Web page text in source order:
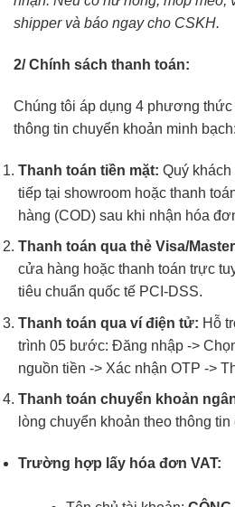
shipper và báo ngay cho CSKH.
2/ Chính sách thanh toán:
Chúng tôi áp dụng 4 phương
thông tin chuyển khoản minh bạch:
Thanh toán tiền mặt: Quý
tiếp tại showroom hoặc thanh
hàng (COD) sau khi nhận hóa
Thanh toán qua thẻ Visa/
cửa hàng hoặc thanh toán trực
tiêu chuẩn quốc tế PCI-DSS.
Thanh toán qua ví điện tử: Hỗ
trình 05 bước: Đăng nhập ->
nguồn tiền -> Xác nhận OTP ->
Thanh toán chuyển khoản
lòng chuyển khoản theo thông tin
Trường hợp lấy hóa đơn VAT: